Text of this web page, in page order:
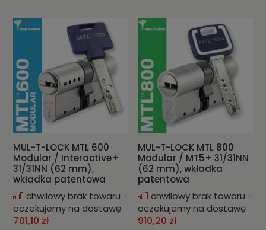
MUL-T-LOCK MTL 600
Modular / Interactive+
31/31NN (62 mm),
wkładka patentowa
chwilowy brak towaru -
oczekujemy na dostawę
701,10 zł
MUL-T-LOCK MTL 800
Modular / MT5+ 31/31NN
(62 mm), wkładka
patentowa
chwilowy brak towaru -
oczekujemy na dostawę
910,20 zł